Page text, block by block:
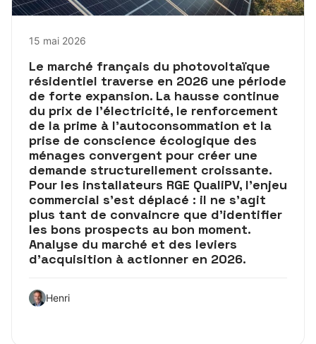
15 mai 2026
Le marché français du photovoltaïque
résidentiel traverse en 2026 une période
de forte expansion. La hausse continue
du prix de l’électricité, le renforcement
de la prime à l’autoconsommation et la
prise de conscience écologique des
ménages convergent pour créer une
demande structurellement croissante.
Pour les installateurs RGE QualiPV, l’enjeu
commercial s’est déplacé : il ne s’agit
plus tant de convaincre que d’identifier
les bons prospects au bon moment.
Analyse du marché et des leviers
d’acquisition à actionner en 2026.
Henri